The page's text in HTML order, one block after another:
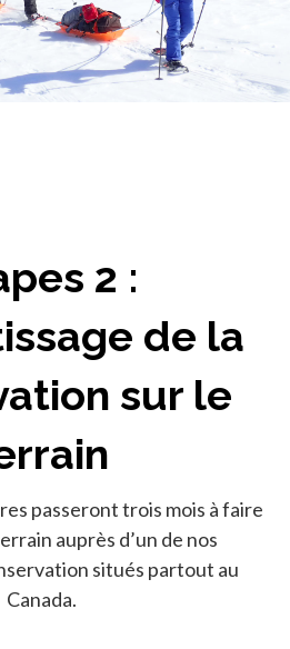
2 :
de la
sur le
passeront trois mois à faire
auprès d’un de nos
situés partout au
Canada.